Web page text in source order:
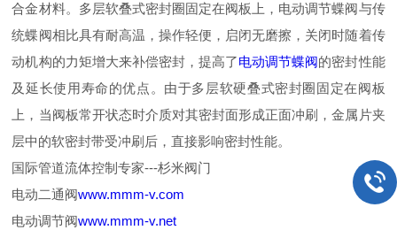
合金材料。多层软叠式密封圈固定在阀板上，电动调节蝶阀与传
统蝶阀相比具有耐高温，操作轻便，启闭无磨擦，关闭时随着传
动机构的力矩增大来补偿密封，提高了电动调节蝶阀的密封性能
及延长使用寿命的优点。由于多层软硬叠式密封圈固定在阀板
上，当阀板常开状态时介质对其密封面形成正面冲刷，金属片夹
层中的软密封带受冲刷后，直接影响密封性能。
国际管道流体控制专家---杉米阀门
电动二通阀www.mmm-v.com
电动调节阀www.mmm-v.net